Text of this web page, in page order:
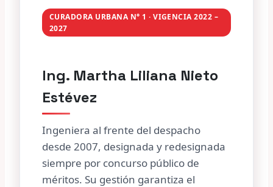
CURADORA URBANA N° 1 · VIGENCIA 2022 –
2027
Ing. Martha Liliana Nieto
Estévez
Ingeniera al frente del despacho
desde 2007, designada y redesignada
siempre por concurso público de
méritos. Su gestión garantiza el